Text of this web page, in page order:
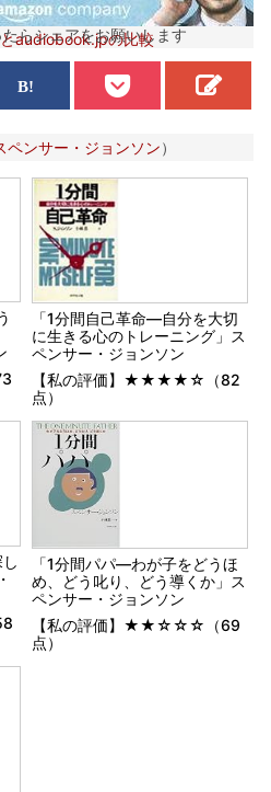
audiobook.jpの比較
らシェアをお願いします
ペンサー・ジョンソン）
「1分間自己革命―自分を大切
に生きる心のトレーニング」ス
ペンサー・ジョンソン
【私の評価】★★★★☆（82
点）
「1分間パパ―わが子をどうほ
め、どう叱り、どう導くか」ス
ペンサー・ジョンソン
【私の評価】★★☆☆☆（69
点）